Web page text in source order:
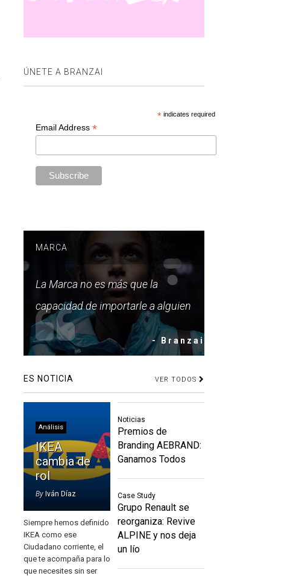
ÚNETE A BRANZAI
*indicates required
Email Address *
MARCA
La Marca no es más que la
capacidad de importarle a alguien
- Branzai
ES NOTICIA VER TODOS
Análisis
IKEA
cambia de
rol
By Iván Díaz
Siempre hemos definido
IKEA como ese
Ciudadano corriente, el
que te acompaña para lo
que necesites sin ser
Noticias
Premios de
Branding AEBRAND:
Ganamos Todos
Case Study
Grupo Renault se
reorganiza: Revive
ALPINE y nos deja
un lío